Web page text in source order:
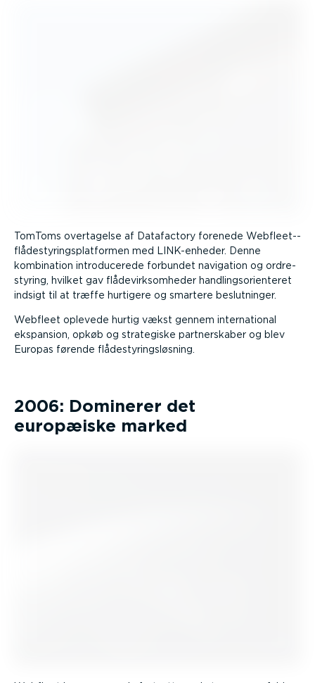
TomToms overtagelse af Datafactory forenede Webfle­et-­
flå­desty­rings­plat­formen med LINK-en­heder. Denne
kombination intro­du­cerede forbundet navigation og ordre­
styring, hvilket gav flåde­virk­som­heder handlings­o­ri­en­teret
indsigt til at træffe hurtigere og smartere beslut­ninger.
Webfleet oplevede hurtig vækst gennem inter­na­tional
ekspansion, opkøb og strategiske partner­skaber og blev
Europas førende flådesty­rings­løsning.
2006: Dominerer det
europæiske marked